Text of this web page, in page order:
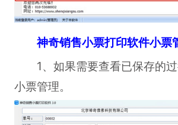
神奇销售小票打印软件小票
1、如果需要查看已保存的过
小票管理。